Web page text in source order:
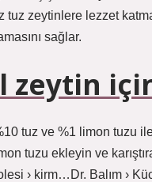
tuz zeytinlere lezzet
sağlar.
zeytin
tuz ve %1 limon tuzu
tuzu ekleyin ve
› kirm…Dr. Balım ›